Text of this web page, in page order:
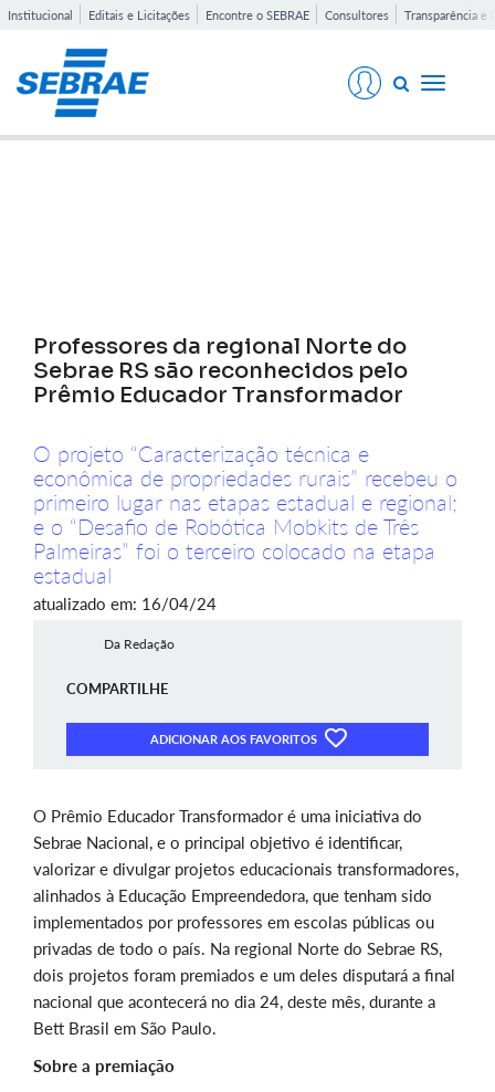
Institucional Editais e Licitações Encontre o SEBRAE Consultores Transparência e
Toggle
Professores da regional Norte do
Sebrae RS são reconhecidos pelo
Prêmio Educador Transformador
O projeto “Caracterização técnica e
econômica de propriedades rurais” recebeu o
primeiro lugar nas etapas estadual e regional;
e o “Desafio de Robótica Mobkits de Três
Palmeiras” foi o terceiro colocado na etapa
estadual
atualizado em: 16/04/24
Da Redação
COMPARTILHE
ADICIONAR AOS FAVORITOS
O Prêmio Educador Transformador é uma iniciativa do
Sebrae Nacional, e o principal objetivo é identificar,
valorizar e divulgar projetos educacionais transformadores,
alinhados à Educação Empreendedora, que tenham sido
implementados por professores em escolas públicas ou
privadas de todo o país. Na regional Norte do Sebrae RS,
dois projetos foram premiados e um deles disputará a final
nacional que acontecerá no dia 24, deste mês, durante a
Bett Brasil em São Paulo.
Sobre a premiação